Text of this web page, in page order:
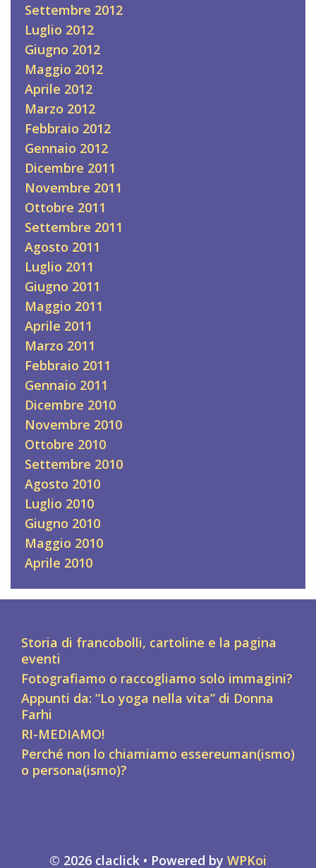
Settembre 2012
Luglio 2012
Giugno 2012
Maggio 2012
Aprile 2012
Marzo 2012
Febbraio 2012
Gennaio 2012
Dicembre 2011
Novembre 2011
Ottobre 2011
Settembre 2011
Agosto 2011
Luglio 2011
Giugno 2011
Maggio 2011
Aprile 2011
Marzo 2011
Febbraio 2011
Gennaio 2011
Dicembre 2010
Novembre 2010
Ottobre 2010
Settembre 2010
Agosto 2010
Luglio 2010
Giugno 2010
Maggio 2010
Aprile 2010
Storia di francobolli, cartoline e la pagina
eventi
Fotografiamo o raccogliamo solo immagini?
Appunti da: “Lo yoga nella vita” di Donna
Farhi
RI-MEDIAMO!
Perché non lo chiamiamo essereuman(ismo)
o persona(ismo)?
© 2026 claclick • Powered by WPKoi